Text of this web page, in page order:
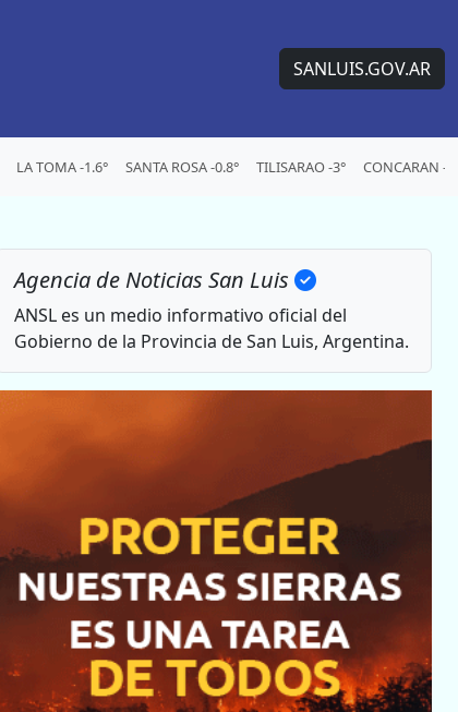
SANLUIS.GOV.AR
LA TOMA -1.6° SANTA ROSA -0.8° TILISARAO -3° CONCARAN -
Agencia de Noticias San Luis
ANSL es un medio informativo oficial del
Gobierno de la Provincia de San Luis, Argentina.